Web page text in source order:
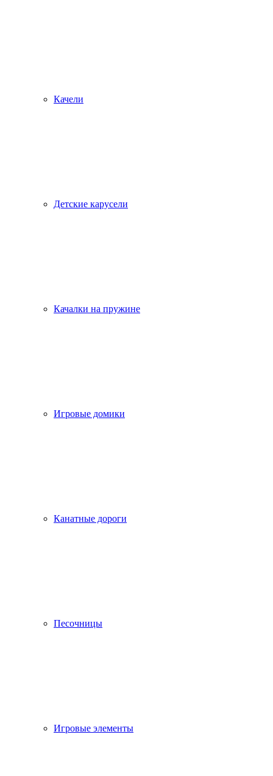
Качели
Детские карусели
Качалки на пружине
Игровые домики
Канатные дороги
Песочницы
Игровые элементы